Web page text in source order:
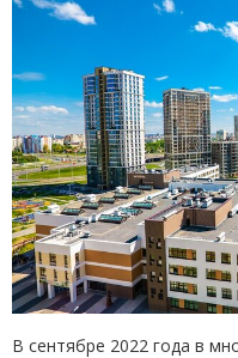
В сентябре 2022 года в